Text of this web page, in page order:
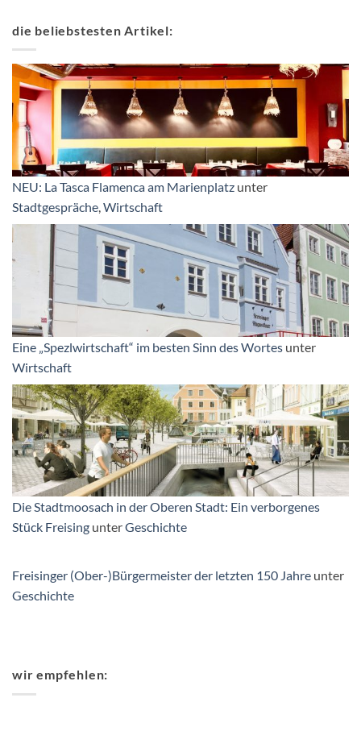
die beliebstesten Artikel:
NEU: La Tasca Flamenca am Marienplatz unter
Stadtgespräche Wirtschaft
Eine „Spezlwirtschaft“ im besten Sinn des Wortes unter
Wirtschaft
Die Stadtmoosach in der Oberen Stadt: Ein verborgenes
Stück Freising unterGeschichte
Freisinger (Ober-)Bürgermeister der letzten 150 Jahre unter
Geschichte
wir empfehlen: